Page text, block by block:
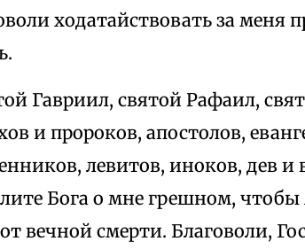
ходатайствовать за меня
Гавриил, святой Рафаил,
и пророков, апостолов,
левитов, иноков, дев и
Бога о мне грешном, чтобы
вечной смерти. Благоволи,